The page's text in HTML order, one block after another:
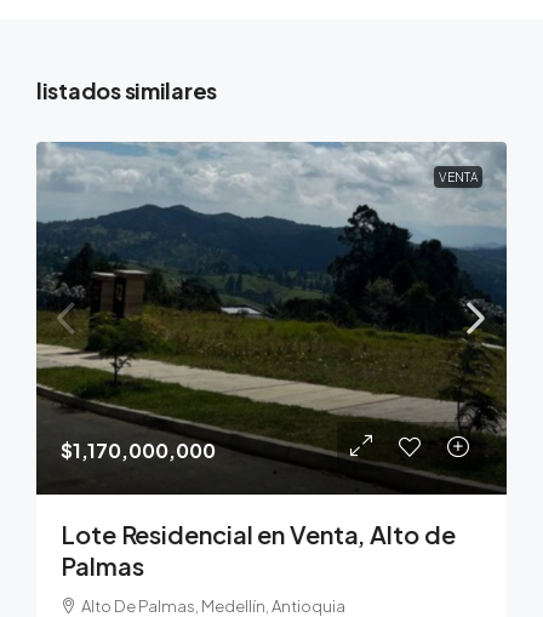
listados similares
VENTA
$1,170,000,000
Lote Residencial en Venta, Alto de
Palmas
Alto De Palmas, Medellín, Antioquia